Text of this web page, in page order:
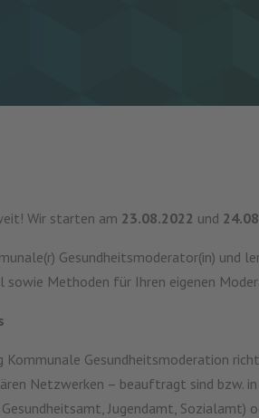
Wir starten am 23.08.2022 und
Gesundheitsmoderator(in) und
Methoden für Ihren eigenen
Kommunale Gesundheitsmoderation
Netzwerken – beauftragt sind bzw.
Jugendamt,